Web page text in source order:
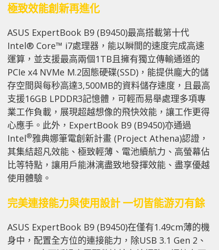
極致效能創新再進化
ASUS ExpertBook B9 (B9450)最高搭載第十代
Intel® Core™ i7處理器，能以瞬間的速度完成高速
運算，並支援最高兩個1TB且擁有獨立傳輸通道的
PCIe x4 NVMe M.2固態硬碟(SSD)，能提供龐大的儲
存空間與每秒高達3,500MB的資料儲存速度，且最高
支援16GB LPDDR3記憶體，可輕而易舉處理多項專
業工作負載，展現超越想像的飛快效能，讓工作更得
心應手。此外，ExpertBook B9 (B9450)亦通過
Intel®雅典娜筆電創新計畫 (Project Athena)認證，
其集結超凡效能、極致輕薄、電池續航力、高螢幕佔
比等特點，讓用戶能淋漓盡致地發揮效能、盡享優越
使用體驗。
完美連接能力與使用設計 一切皆能游刃有餘
ASUS ExpertBook B9 (B9450)在僅有1.49cm薄的機
身中，配置全方位的連接能力，除USB 3.1 Gen 2、